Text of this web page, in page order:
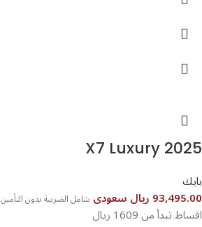
X7 Luxury 2025
بايك
93,495.00 ريال سعودى شامل الضريبة بدون التأمين
اقساط تبدأ من 1609 ريال